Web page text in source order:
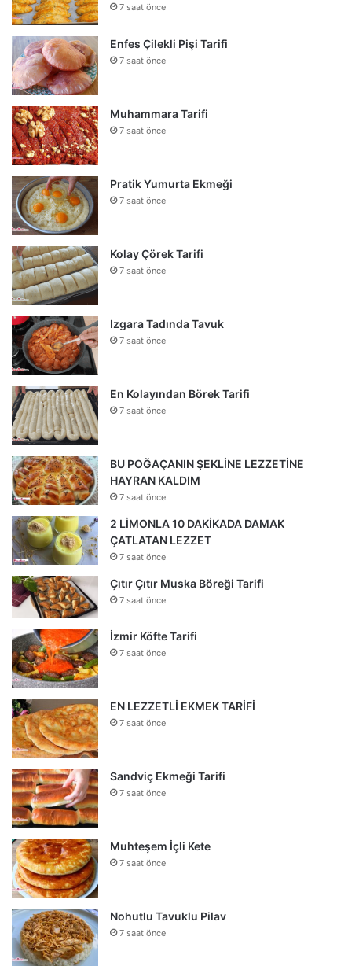
7 saat önce
Enfes Çilekli Pişi Tarifi
7 saat önce
Muhammara Tarifi
7 saat önce
Pratik Yumurta Ekmeği
7 saat önce
Kolay Çörek Tarifi
7 saat önce
Izgara Tadında Tavuk
7 saat önce
En Kolayından Börek Tarifi
7 saat önce
BU POĞAÇANIN ŞEKLİNE LEZZETİNE
HAYRAN KALDIM
7 saat önce
2 LİMONLA 10 DAKİKADA DAMAK
ÇATLATAN LEZZET
7 saat önce
Çıtır Çıtır Muska Böreği Tarifi
7 saat önce
İzmir Köfte Tarifi
7 saat önce
EN LEZZETLİ EKMEK TARİFİ
7 saat önce
Sandviç Ekmeği Tarifi
7 saat önce
Muhteşem İçli Kete
7 saat önce
Nohutlu Tavuklu Pilav
7 saat önce